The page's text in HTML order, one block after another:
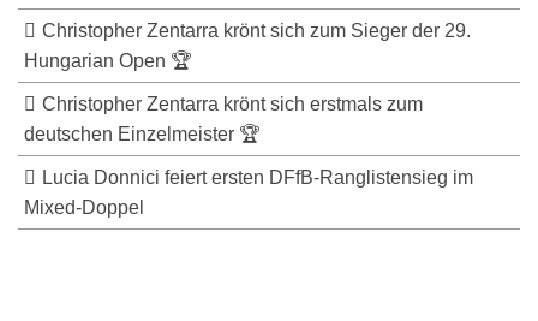
Christopher Zentarra krönt sich zum Sieger der 29.
Hungarian Open 🏆
Christopher Zentarra krönt sich erstmals zum
deutschen Einzelmeister 🏆
Lucia Donnici feiert ersten DFfB-Ranglistensieg im
Mixed-Doppel